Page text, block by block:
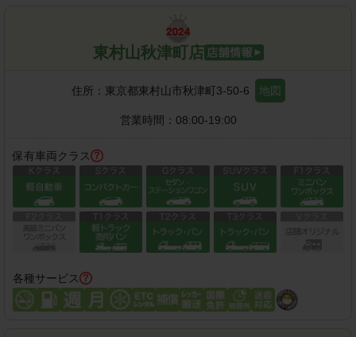
東村山秋津町店
住所： 東京都東村山市秋津町3-50-6 地図
営業時間： 08:00-19:00
保有車両クラス
各種サービス